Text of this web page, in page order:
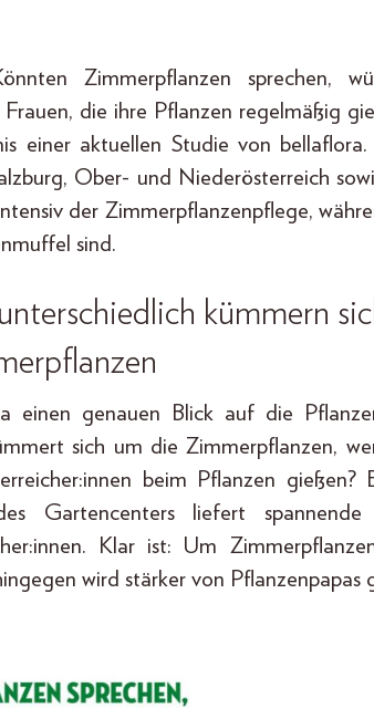
Zimmerpflanzen sprechen,
die ihre Pflanzen regelmäßig
einer aktuellen Studie von
Ober- und Niederösterreich
der Zimmerpflanzenpflege,
sind.
kümmern
einen genauen Blick auf die
sich um die Zimmerpflanzen,
beim Pflanzen gießen?
Gartencenters liefert
Klar ist: Um
wird stärker von Pflanzenpapas